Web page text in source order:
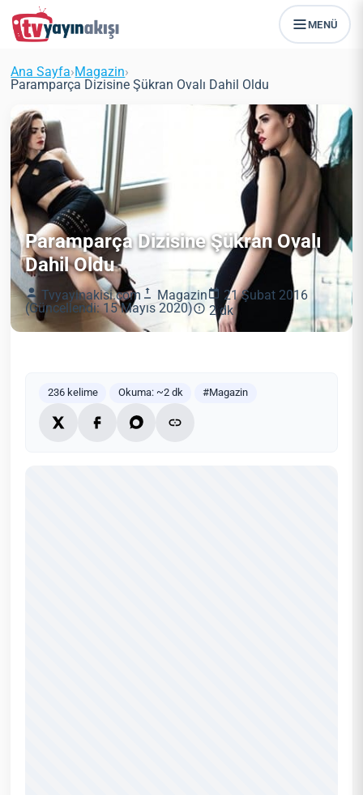
MENÜ
Ana Sayfa›Magazin›
Paramparça Dizisine Şükran Ovalı Dahil Oldu
Paramparça Dizisine Şükran Ovalı
Dahil Oldu
Tvyayinakisi.com Magazin
21 Şubat 2016
(Güncellendi: 15 Mayıs 2020)
2 dk
236 kelime Okuma: ~2 dk #Magazin